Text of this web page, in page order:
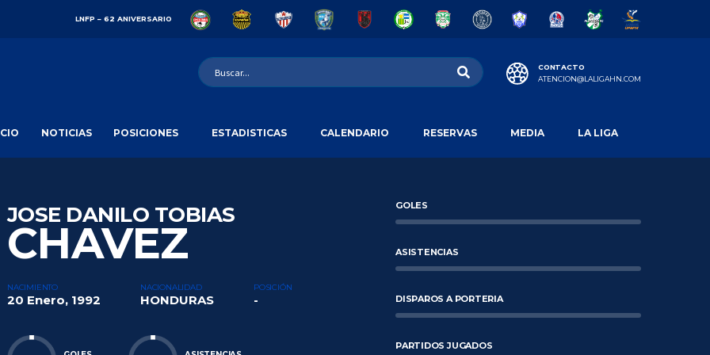
LNFP – 62 ANIVERSARIO
CONTACTO
ATENCION@LALIGAHN.COM
NOTICIAS POSICIONES ESTADISTICAS CALENDARIO RESERVAS MEDIA LA LIGA
JOSE DANILO TOBIAS
CHAVEZ
NACIMIENTO
20 Enero, 1992
NACIONALIDAD
HONDURAS
POSICIÓN
-
GOLES
ASISTENCIAS
DISPAROS A PORTERIA
PARTIDOS JUGADOS